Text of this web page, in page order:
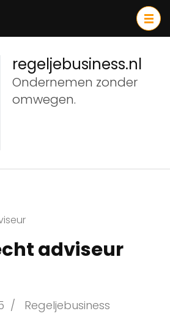
regeljebusiness.nl
Ondernemen zonder
omwegen.
adviseur
/ Regeljebusiness